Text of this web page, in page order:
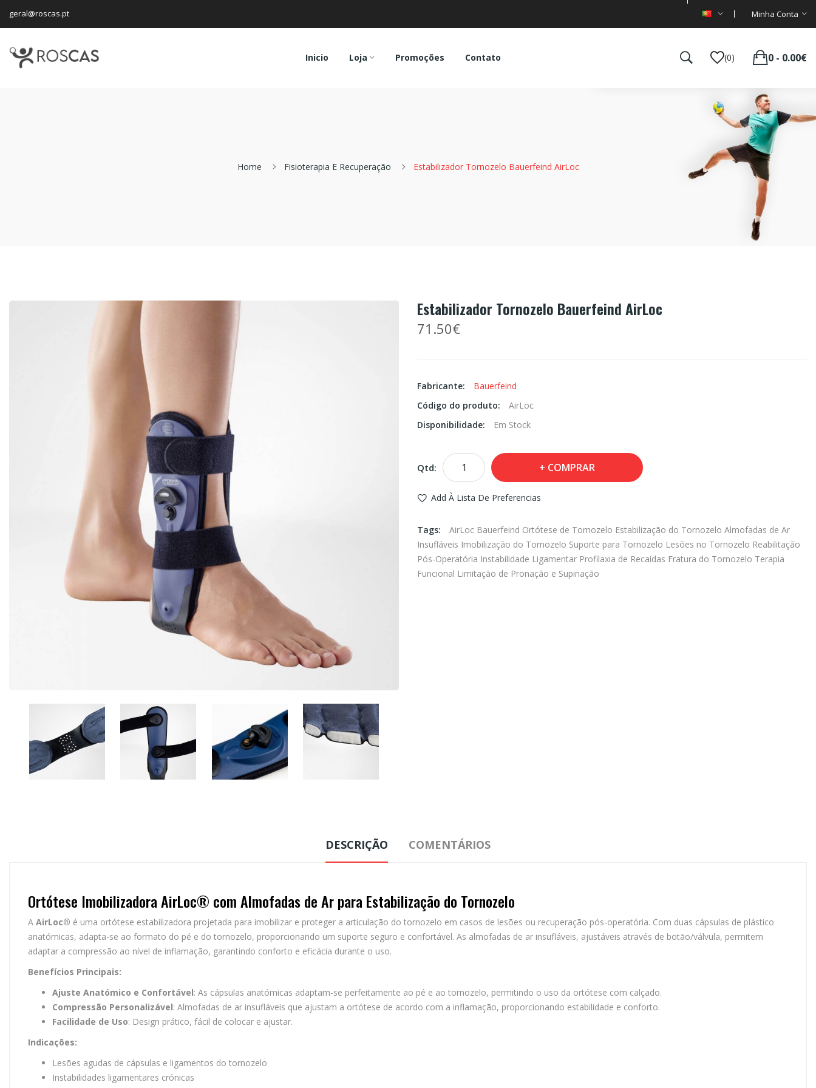
geral@roscas.pt Minha Conta
Inicio Loja Promoções Contato (0) 0 - 0.00€
Home Fisioterapia E Recuperação Estabilizador Tornozelo Bauerfeind AirLoc
Estabilizador Tornozelo Bauerfeind AirLoc
71.50€
Fabricante:
Bauerfeind
Código do produto:
AirLoc
Disponibilidade:
Em Stock
Qtd: COMPRAR
Add À Lista De Preferencias
Tags:
AirLoc Bauerfeind Ortótese de Tornozelo Estabilização do Tornozelo Almofadas de Ar
Insufláveis Imobilização do Tornozelo Suporte para Tornozelo Lesões no Tornozelo Reabilitação
Pós-Operatória Instabilidade Ligamentar Profilaxia de Recaídas Fratura do Tornozelo Terapia
Funcional Limitação de Pronação e Supinação
DESCRIÇÃO COMENTÁRIOS
Ortótese Imobilizadora AirLoc® com Almofadas de Ar para Estabilização do Tornozelo
A AirLoc® é uma ortótese estabilizadora projetada para imobilizar e proteger a articulação do tornozelo em casos de lesões ou recuperação pós-operatória. Com duas cápsulas de plástico
anatómicas, adapta-se ao formato do pé e do tornozelo, proporcionando um suporte seguro e confortável. As almofadas de ar insufláveis, ajustáveis através de botão/válvula, permitem
adaptar a compressão ao nível de inflamação, garantindo conforto e eficácia durante o uso.
Benefícios Principais:
Ajuste Anatómico e Confortável: As cápsulas anatómicas adaptam-se perfeitamente ao pé e ao tornozelo, permitindo o uso da ortótese com calçado.
Compressão Personalizável: Almofadas de ar insufláveis que ajustam a ortótese de acordo com a inflamação, proporcionando estabilidade e conforto.
Facilidade de Uso: Design prático, fácil de colocar e ajustar.
Indicações:
Lesões agudas de cápsulas e ligamentos do tornozelo
Instabilidades ligamentares crónicas